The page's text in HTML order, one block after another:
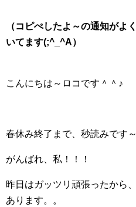
（コピぺしたよ～の通知がよ
いてます(;^_^A）
こんにちは～ロコです＾＾♪
春休み終了まで、秒読みです～
がんばれ、私！！！
昨日はガッツリ頑張ったから
あります。。